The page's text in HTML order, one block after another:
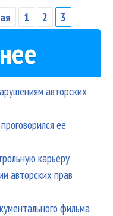
1 2 3
авторских
ее
карьеру
авторских прав
фильма